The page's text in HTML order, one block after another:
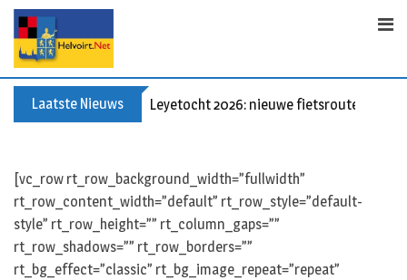
Skip
content
Laatste Nieuws Leyetocht 2026: nieuwe fietsroutes
[vc_row rt_row_background_width=”fullwidth”
rt_row_content_width=”default” rt_row_style=”default-
style” rt_row_height=”” rt_column_gaps=””
rt_row_shadows=”” rt_row_borders=””
rt_bg_effect=”classic” rt_bg_image_repeat=”repeat”